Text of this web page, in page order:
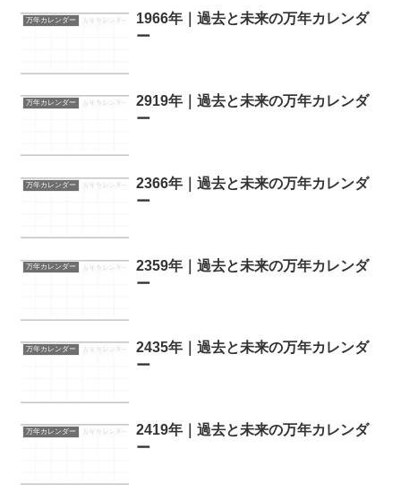
万年カレンダー
1966年｜過去と未来の万年カレンダ
ー
万年カレンダー
2919年｜過去と未来の万年カレンダ
ー
万年カレンダー
2366年｜過去と未来の万年カレンダ
ー
万年カレンダー
2359年｜過去と未来の万年カレンダ
ー
万年カレンダー
2435年｜過去と未来の万年カレンダ
ー
万年カレンダー
2419年｜過去と未来の万年カレンダ
ー